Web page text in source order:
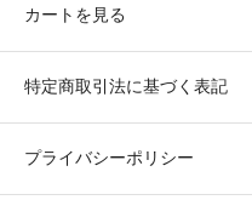
カートを見る
特定商取引法に基づく表記
プライバシーポリシー